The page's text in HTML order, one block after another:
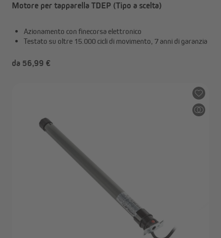
Motore per tapparella TDEP (Tipo a scelta)
Azionamento con finecorsa elettronico
Testato su oltre 15.000 cicli di movimento, 7 anni di garanzia
da 56,99 €